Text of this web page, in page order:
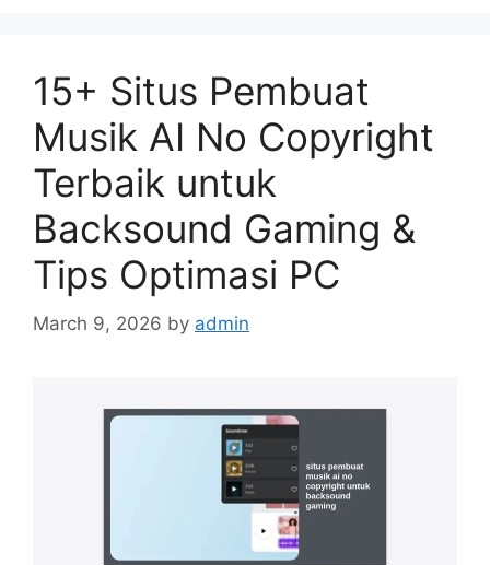
15+ Situs Pembuat
Musik AI No Copyright
Terbaik untuk
Backsound Gaming &
Tips Optimasi PC
March 9, 2026 by admin